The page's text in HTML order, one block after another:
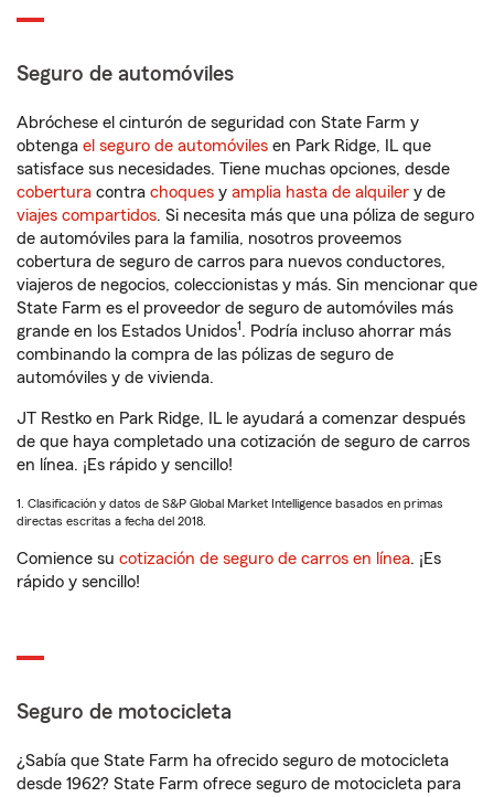
Seguro de automóviles
Abróchese el cinturón de seguridad con State Farm y
obtenga el seguro de automóviles en Park Ridge, IL que
satisface sus necesidades. Tiene muchas opciones, desde
cobertura contra choques y amplia hasta de alquiler y de
viajes compartidos. Si necesita más que una póliza de seguro
de automóviles para la familia, nosotros proveemos
cobertura de seguro de carros para nuevos conductores,
viajeros de negocios, coleccionistas y más. Sin mencionar que
State Farm es el proveedor de seguro de automóviles más
grande en los Estados Unidos1 . Podría incluso ahorrar más
combinando la compra de las pólizas de seguro de
automóviles y de vivienda.
JT Restko en Park Ridge, IL le ayudará a comenzar después
de que haya completado una cotización de seguro de carros
en línea. ¡Es rápido y sencillo!
1. Clasificación y datos de S&P Global Market Intelligence basados en primas
directas escritas a fecha del 2018.
Comience su cotización de seguro de carros en línea. ¡Es
rápido y sencillo!
Seguro de motocicleta
¿Sabía que State Farm ha ofrecido seguro de motocicleta
desde 1962? State Farm ofrece seguro de motocicleta para